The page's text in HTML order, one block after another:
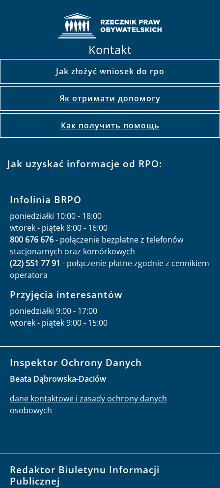
Kontakt
Jak złożyć wniosek do rpo
Як отримати допомогу
Как получить помощь
Jak uzyskać informacje od RPO:
Infolinia BRPO
poniedziałki 10:00 - 18:00
wtorek - piątek 8:00 - 16:00
800 676 676- połączenie bezpłatne z telefonów
stacjonarnych oraz komórkowych
(22) 551 77 91 - połączenie płatne zgodnie z cennikiem
operatora
Przyjęcia interesantów
poniedziałki 9:00 - 17:00
wtorek - piątek 9:00 - 15:00
Inspektor Ochrony Danych
Beata Dąbrowska-Daciów
dane kontaktowe i zasady ochrony danych
osobowych
Redaktor Biuletynu Informacji
Publicznej